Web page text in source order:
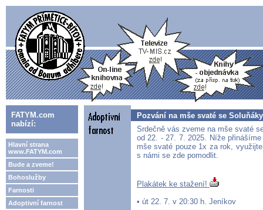
FATYM.com
nabízí:
Hlavní strana
www.FATYM.com
Bude a zveme!
Bohoslužby
Farnosti
Adoptivní farnost
Pozvání na mše svaté se Soluňáky
Srdečně vás zveme na mše svaté
od 22. - 27. 7. 2025. Níže
mše svaté pouze 1x za rok,
s námi se zde pomodlit.
Plakátek ke stažení!
• út 22. 7. v 20:30 h. Jeníkov